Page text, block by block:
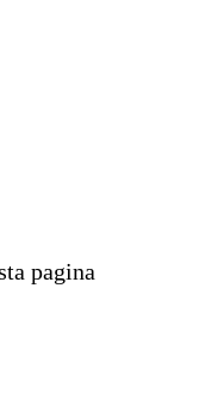
pagina